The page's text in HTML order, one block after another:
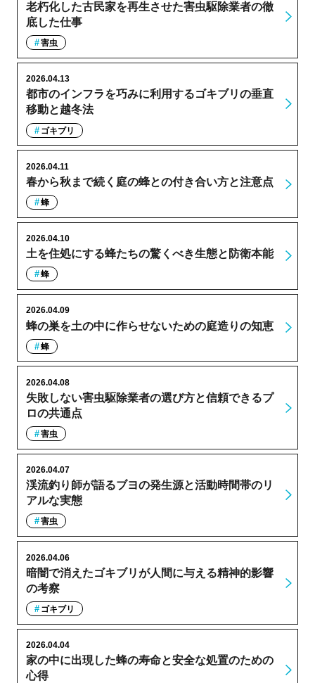
老朽化した古民家を再生させた害虫駆除業者の徹
底した仕事
害虫
都市のインフラを巧みに利用するゴキブリの垂直
移動と越冬法
2026.04.13
ゴキブリ
春から秋まで続く庭の蜂との付き合い方と注意点
2026.04.11
蜂
土を住処にする蜂たちの驚くべき生態と防衛本能
2026.04.10
蜂
蜂の巣を土の中に作らせないための庭造りの知恵
2026.04.09
蜂
失敗しない害虫駆除業者の選び方と信頼できるプ
ロの共通点
2026.04.08
害虫
渓流釣り師が語るブヨの発生源と活動時間帯のリ
アルな実態
2026.04.07
害虫
暗闇で消えたゴキブリが人間に与える精神的影響
の考察
2026.04.06
ゴキブリ
家の中に出現した蜂の寿命と安全な処置のための
心得
2026.04.04